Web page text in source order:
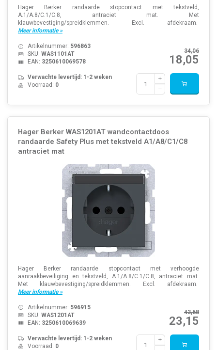
Hager Berker randaarde stopcontact met tekstveld,
A.1/A.8/C.1/C.8, antraciet mat. Met
klauwbevestiging/spreidklemmen. Excl. afdekraam.
Meer informatie »
34,06
18,05
Artikelnummer: 596863
SKU: WAS1101AT
EAN: 3250610069578
Verwachte levertijd: 1-2 weken
Voorraad: 0
Hager Berker WAS1201AT wandcontactdoos
randaarde Safety Plus met tekstveld A1/A8/C1/C8
antraciet mat
Hager Berker randaarde stopcontact met verhoogde
aanraakbeveiliging en tekstveld, A.1/A.8/C.1/C.8, antraciet mat.
Met klauwbevestiging/spreidklemmen. Excl. afdekraam.
Meer informatie »
43,68
23,15
Artikelnummer: 596915
SKU: WAS1201AT
EAN: 3250610069639
Verwachte levertijd: 1-2 weken
Voorraad: 0